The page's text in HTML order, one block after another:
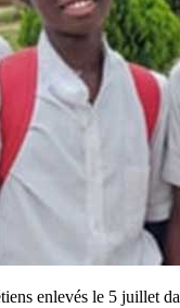
enlevés le 5 juillet